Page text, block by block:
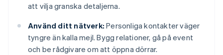
att vilja granska detaljerna.
Använd ditt nätverk: Personliga kontakter väger
tyngre än kalla mejl. Bygg relationer, gå på event
och be rådgivare om att öppna dörrar.